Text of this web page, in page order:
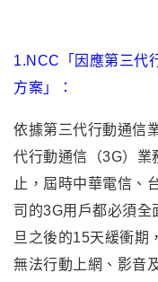
1.NCC「因應第三代
方案」：
依據第三代行動通信
代行動通信（3G）
止，屆時中華電信、
司的3G用戶都必須
旦之後的15天緩衝期
無法行動上網、影音